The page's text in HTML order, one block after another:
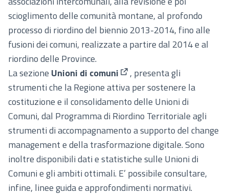
scioglimento delle comunità montane, al profondo
processo di riordino del biennio 2013-2014, fino alle
fusioni dei comuni, realizzate a partire dal 2014 e al
riordino delle Province.
La sezione Unioni di comuni
(Collegamento esterno)
, presenta gli
strumenti che la Regione attiva per sostenere la
costituzione e il consolidamento delle Unioni di
Comuni, dal Programma di Riordino Territoriale agli
strumenti di accompagnamento a supporto del change
management e della trasformazione digitale. Sono
inoltre disponibili dati e statistiche sulle Unioni di
Comuni e gli ambiti ottimali. E’ possibile consultare,
infine, linee guida e approfondimenti normativi.